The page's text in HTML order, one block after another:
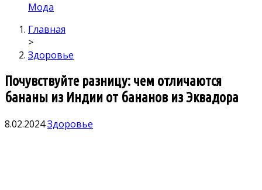
Мода
Главная
>
Здоровье
Почувствуйте разницу: чем отличаются
бананы из Индии от бананов из Эквадора
8.02.2024Здоровье